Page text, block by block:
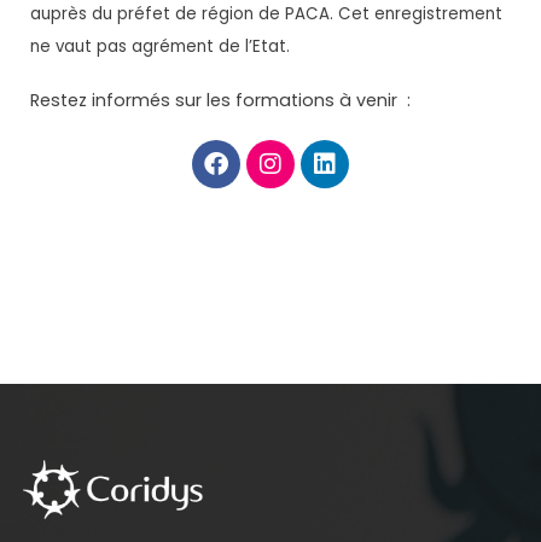
auprès du préfet de région de PACA. Cet enregistrement
ne vaut pas agrément de l’Etat.
Restez informés sur les formations à venir :